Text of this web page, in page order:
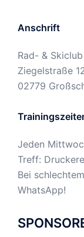
Anschrift
Rad- &
Ziegelstraße
02779
Jeden
Treff:
Bei
WhatsApp!